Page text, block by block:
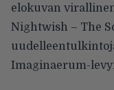
elokuvan
Nightwish – The
Imaginaerum-